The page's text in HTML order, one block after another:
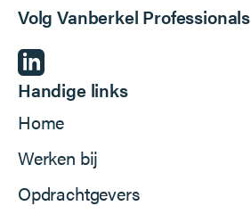
Volg Vanberkel Professionals
Handige links
Home
Werken bij
Opdrachtgevers